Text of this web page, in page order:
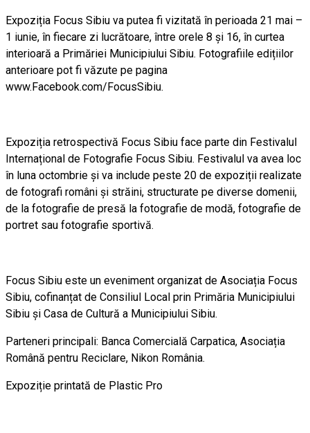
Expoziția Focus Sibiu va putea fi vizitată în perioada 21 mai –
1 iunie, în fiecare zi lucrătoare, între orele 8 și 16, în curtea
interioară a Primăriei Municipiului Sibiu. Fotografiile edițiilor
anterioare pot fi văzute pe pagina
www.Facebook.com/FocusSibiu.
Expoziția retrospectivă Focus Sibiu face parte din Festivalul
Internațional de Fotografie Focus Sibiu. Festivalul va avea loc
în luna octombrie și va include peste 20 de expoziții realizate
de fotografi români și străini, structurate pe diverse domenii,
de la fotografie de presă la fotografie de modă, fotografie de
portret sau fotografie sportivă.
Focus Sibiu este un eveniment organizat de Asociația Focus
Sibiu, cofinanțat de Consiliul Local prin Primăria Municipiului
Sibiu și Casa de Cultură a Municipiului Sibiu.
Parteneri principali: Banca Comercială Carpatica, Asociația
Română pentru Reciclare, Nikon România.
Expoziție printată de Plastic Pro